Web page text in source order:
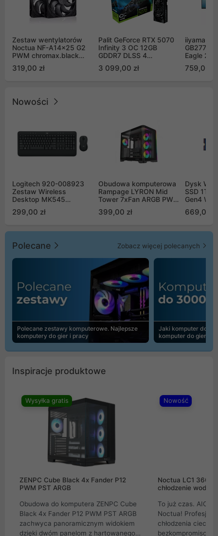
Zestaw wentylatorów
Noctua NF-A14x25 G2
PWM chromax.black
Push Pull (2szt)
319,00 zł
Palit GeForce RTX 5070
Infinity 3 OC 12GB
GDDR7 DLSS 4
GB2050S)
3 099,00 zł
iiyama G-
Eagle 27"
759,00 zł
Nowości
Logitech 920-008923
Zestaw Wireless
Desktop MK545
299,00 zł
Obudowa komputerowa
Rampage LYRON Mid
Tower 7xFan ARGB PWM
399,00 zł
Dysk WD
SSD 1TB
Gen4
669,00
Polecane Zobacz więcej polecanych
Polecane zestawy komputerowe. Najlepsze
komputery do gier i pracy
Jaki komputer do
komputer do gier |
Inspiracje produktowe
Wysyłka gratis
ZENPC Cube Black 4x Fander P12
PWM PST ARGB
Obudowa do komputera ZENPC Cube
Black 4x Fander P12 PWM PST ARGB
zachwyca panoramicznym widokiem
dzięki dwóm panelom z hartowanego
Nowość
Noctua LC1
chłodzenie wodne
To już czas. AIO
Noctua!
chłodzenia cieczą